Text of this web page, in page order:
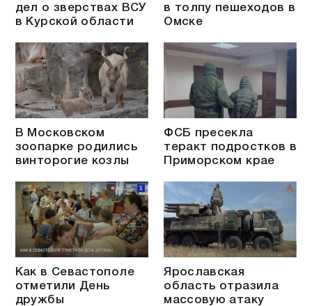
дел о зверствах ВСУ
в Курской области
в толпу пешеходов в
Омске
В Московском
зоопарке родились
винторогие козлы
ФСБ пресекла
теракт подростков в
Приморском крае
Как в Севастополе
отметили День
дружбы
Ярославская
область отразила
массовую атаку